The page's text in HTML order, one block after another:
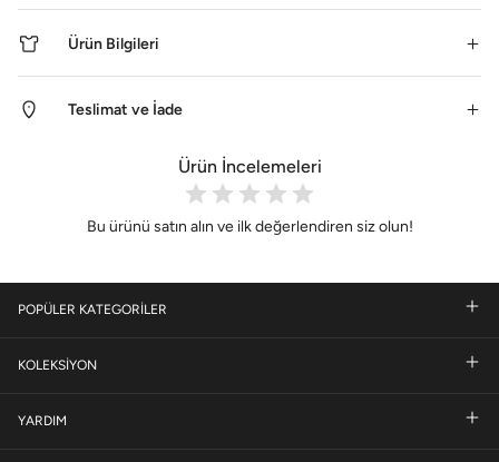
Ürün Bilgileri
Teslimat ve İade
Ürün İncelemeleri
Bu ürünü satın alın ve ilk değerlendiren siz olun!
POPÜLER KATEGORİLER
KOLEKSİYON
YARDIM